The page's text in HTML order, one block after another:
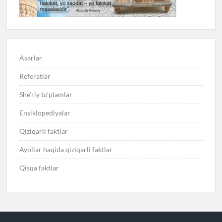
Asarlar
Referatlar
She’riy to’plamlar
Ensiklopediyalar
Qiziqarli faktlar
Ayollar haqida qiziqarli faktlar
Qisqa faktlar